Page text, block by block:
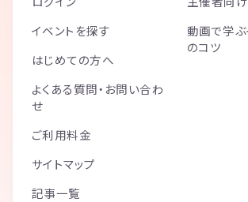
イベントを探す
はじめての方へ
よくある質問・お問い合わ
せ
ご利用料金
サイトマップ
記事一覧
動画で学
のコツ